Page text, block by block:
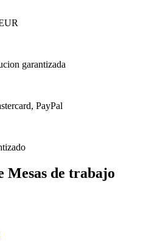
garantizada
PayPal
Mesas de trabajo